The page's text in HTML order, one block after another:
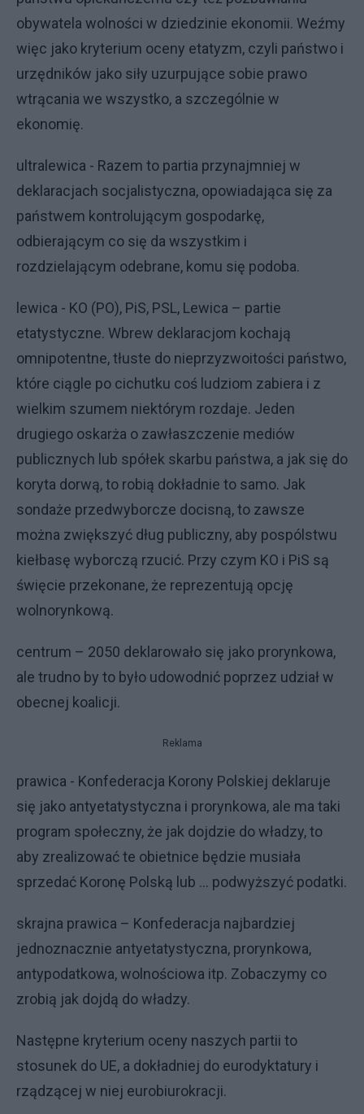
obywatela wolności w dziedzinie ekonomii. Weźmy
więc jako kryterium oceny etatyzm, czyli państwo i
urzędników jako siły uzurpujące sobie prawo
wtrącania we wszystko, a szczególnie w
ekonomię.
ultralewica - Razem to partia przynajmniej w
deklaracjach socjalistyczna, opowiadająca się za
państwem kontrolującym gospodarkę,
odbierającym co się da wszystkim i
rozdzielającym odebrane, komu się podoba.
lewica - KO (PO), PiS, PSL, Lewica – partie
etatystyczne. Wbrew deklaracjom kochają
omnipotentne, tłuste do nieprzyzwoitości państwo,
które ciągle po cichutku coś ludziom zabiera i z
wielkim szumem niektórym rozdaje. Jeden
drugiego oskarża o zawłaszczenie mediów
publicznych lub spółek skarbu państwa, a jak się do
koryta dorwą, to robią dokładnie to samo. Jak
sondaże przedwyborcze docisną, to zawsze
można zwiększyć dług publiczny, aby pospólstwu
kiełbasę wyborczą rzucić. Przy czym KO i PiS są
święcie przekonane, że reprezentują opcję
wolnorynkową.
centrum – 2050 deklarowało się jako prorynkowa,
ale trudno by to było udowodnić poprzez udział w
obecnej koalicji.
Reklama
prawica - Konfederacja Korony Polskiej deklaruje
się jako antyetatystyczna i prorynkowa, ale ma taki
program społeczny, że jak dojdzie do władzy, to
aby zrealizować te obietnice będzie musiała
sprzedać Koronę Polską lub … podwyższyć podatki.
skrajna prawica – Konfederacja najbardziej
jednoznacznie antyetatystyczna, prorynkowa,
antypodatkowa, wolnościowa itp. Zobaczymy co
zrobią jak dojdą do władzy.
Następne kryterium oceny naszych partii to
stosunek do UE, a dokładniej do eurodyktatury i
rządzącej w niej eurobiurokracji.